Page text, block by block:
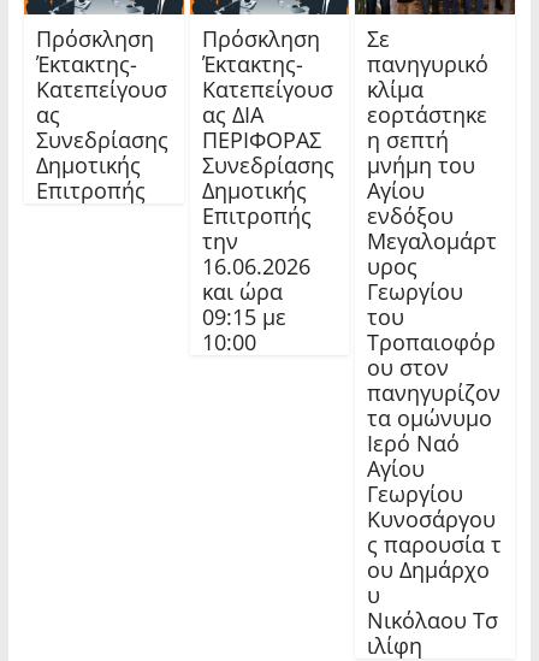
Πρόσκληση
Έκτακτης-
Κατεπείγουσ
ας
Συνεδρίασης
Δημοτικής
Επιτροπής
Πρόσκληση
Έκτακτης-
Κατεπείγουσ
ας ΔΙΑ
ΠΕΡΙΦΟΡΑΣ
Συνεδρίασης
Δημοτικής
Επιτροπής
την
16.06.2026
και ώρα
09:15 με
10:00
Σε
πανηγυρικό
κλίμα
εορτάστηκε
η σεπτή
μνήμη του
Αγίου
ενδόξου
Μεγαλομάρτ
υρος
Γεωργίου
του
Τροπαιοφόρ
ου στον
πανηγυρίζον
τα ομώνυμο
Ιερό Ναό
Αγίου
Γεωργίου
Κυνοσάργου
ς παρουσία τ
ου Δημάρχο
υ
Νικόλαου Τσ
ιλίφη